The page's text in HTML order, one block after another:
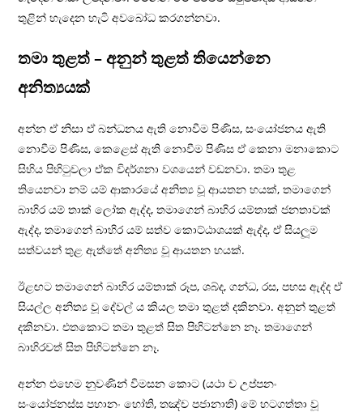
තුළින් හැදෙන හැටි අවබෝධ කරගන්නවා.
තමා තුළත් – අනුන් තුළත් තියෙන්නෙ
අනිත්‍යයක්
අන්න ඒ නිසා ඒ බන්ධනය ඇති නොවීම පිණිස, සංයෝජනය ඇති
නොවීම පිණිස, කෙළෙස් ඇති නොවීම පිණිස ඒ කෙනා මනාකොට
සිහිය පිහිටුවලා ඒක විදර්ශනා වශයෙන් වඩනවා. තමා තුළ
තියෙනවා නම් යම් ආකාරයේ අනිත්‍ය වූ ආයතන හයක්, තමාගෙන්
බාහිර යම් තාක් ලෝක ඇද්ද, තමාගෙන් බාහිර යම්තාක් ජනතාවක්
ඇද්ද, තමාගෙන් බාහිර යම් සත්ව කොට්ඨාශයක් ඇද්ද, ඒ සියලූම
සත්වයන් තුළ ඇත්තේ අනිත්‍ය වූ ආයතන හයක්.
ඊළඟට තමාගෙන් බාහිර යම්තාක් රූප, ශබ්ද, ගන්ධ, රස, පහස ඇද්ද ඒ
සියල්ල අනිත්‍ය වූ දේවල් ය කියල තමා තුළත් දකිනවා. අනුන් තුළත්
දකිනවා. එතකොට තමා තුළත් සිත පිහිටන්නෙ නෑ. තමාගෙන්
බාහිරවත් සිත පිහිටන්නෙ නෑ.
අන්න එහෙම නුවණින් විමසන කොට (යථා ච උප්පනං
සංයෝජනස්ස පහානං හෝති, තඤ්ච පජානාති) මේ හටගත්තා වූ